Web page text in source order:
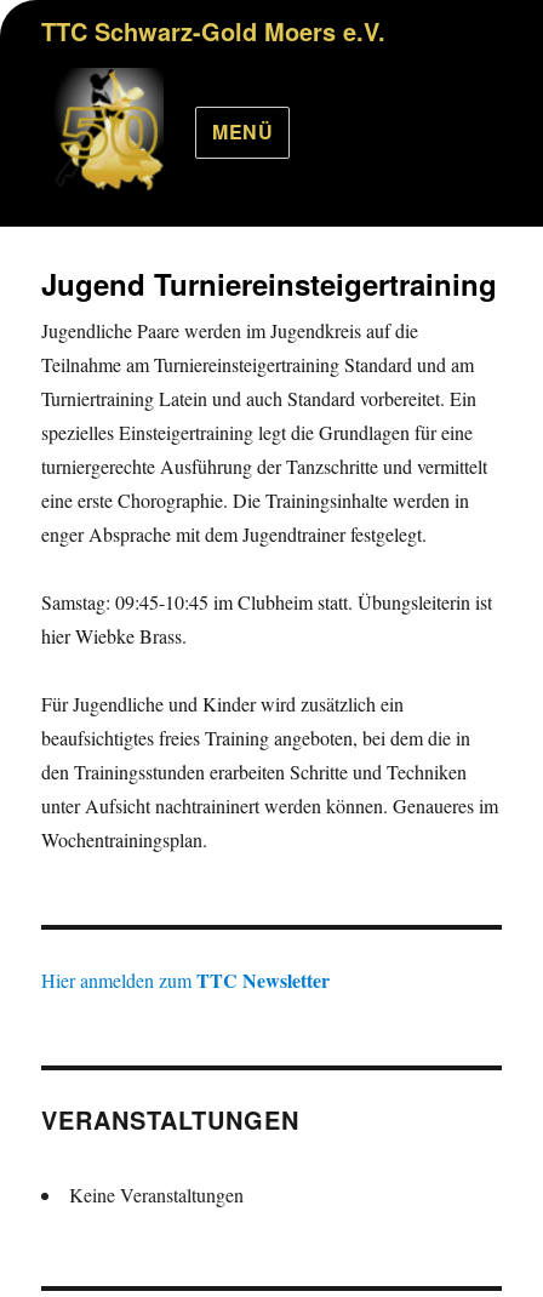
TTC Schwarz-Gold Moers e.V.
MENÜ
Jugend Turniereinsteigertraining
Jugendliche Paare werden im Jugendkreis auf die
Teilnahme am Turniereinsteigertraining Standard und am
Turniertraining Latein und auch Standard vorbereitet. Ein
spezielles Einsteigertraining legt die Grundlagen für eine
turniergerechte Ausführung der Tanzschritte und vermittelt
eine erste Chorographie. Die Trainingsinhalte werden in
enger Absprache mit dem Jugendtrainer festgelegt.
Samstag: 09:45-10:45 im Clubheim statt. Übungsleiterin ist
hier Wiebke Brass.
Für Jugendliche und Kinder wird zusätzlich ein
beaufsichtigtes freies Training angeboten, bei dem die in
den Trainingsstunden erarbeiten Schritte und Techniken
unter Aufsicht nachtraininert werden können. Genaueres im
Wochentrainingsplan.
Hier anmelden zumTTC Newsletter
VERANSTALTUNGEN
Keine Veranstaltungen